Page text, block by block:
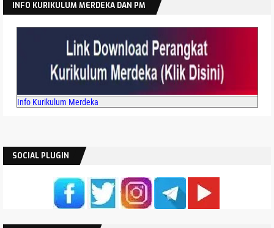
INFO KURIKULUM MERDEKA DAN PM
Info Kurikulum Merdeka
SOCIAL PLUGIN